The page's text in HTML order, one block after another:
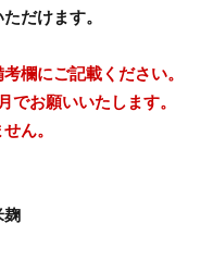
だけます。
欄にご記載ください。
お願いいたします。
ん。
麹